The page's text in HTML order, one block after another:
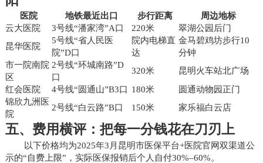
医院 地铁最近出口 步行距离
周边地标
云大医院
3号线“潘家湾”A口 220米
翠湖公园后门
昆华医院
5号线“省人民医
院”D口
院内电梯直
达
金马碧鸡坊步行10
分钟
市一院南院
区
2号线“环城南路”D
口
320米
昆明火车站北广场
红会医院
4号线“圆通山”B3口 180米
圆通动物园正门
锦欣九洲医
院
2号线“白云路”B口 150米 家乐福白云店
五、费用横评：把每一分钱花在刀刃上
以下价格均为2025年3月昆明市医保平台+医院官网双渠道公
示的“自费上限”，实际医保报销后个人自付30%–60%。